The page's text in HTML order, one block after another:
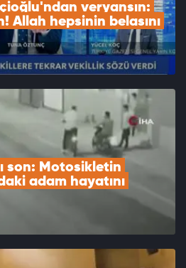
veryansın:
Allah hepsinin belasını
son: Motosikletin
adam hayatını